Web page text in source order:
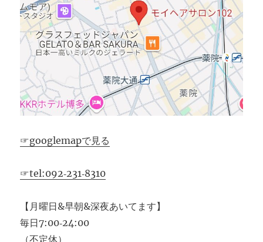
☞googlemapで見る
☞tel:092‐231‐8310
【月曜日&早朝&深夜あいてます】
毎日7:00‐24:00
（不定休）